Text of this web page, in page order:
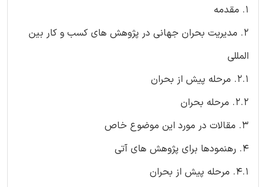
۱. مقدمه
۲. مدیریت بحران جهانی در پژوهش های کسب و کار بین
المللی
۲.۱. مرحله پیش از بحران
۲.۲. مرحله بحران
۳. مقالات در مورد این موضوع خاص
۴. رهنمودها برای پژوهش های آتی
۴.۱. مرحله پیش از بحران